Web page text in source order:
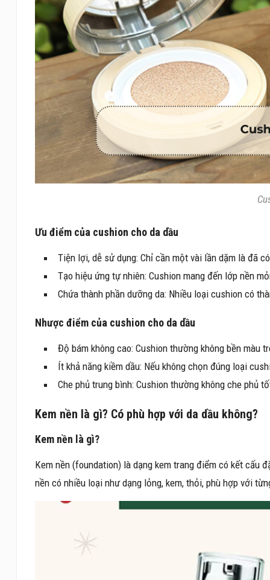
Ưu điểm của cushion cho da dầu
Tiện lợi, dễ sử dụng: Chỉ cần một vài lần dặm là đã
Tạo hiệu ứng tự nhiên: Cushion mang đến lớp nền
Chứa thành phần dưỡng da: Nhiều loại cushion có
Nhược điểm của cushion cho da dầu
Độ bám không cao: Cushion thường không bền màu
Ít khả năng kiềm dầu: Nếu không chọn đúng loại
Che phủ trung bình: Cushion thường không che phủ
Kem nền là gì? Có phù hợp với da dầu không?
Kem nền là gì?
Kem nền (foundation) là dạng kem trang điểm có kết cấu
nền có nhiều loại như dạng lỏng, kem, thỏi, phù hợp với